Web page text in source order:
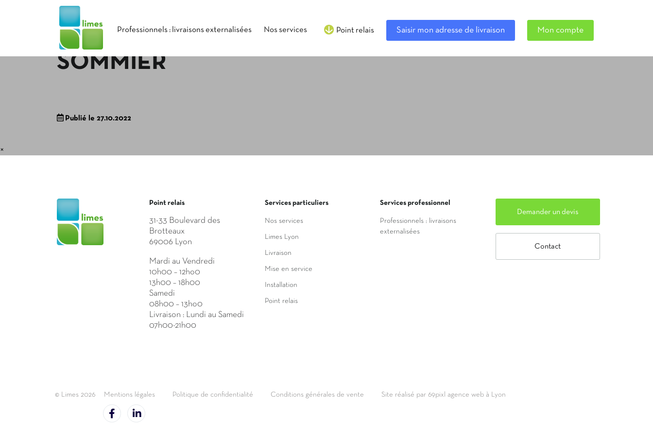
Professionnels : livraisons externalisées Nos services Point relais Saisir mon adresse de livraison Mon compte
SOMMIER
Publié le 27.10.2022
×
Point relais
31-33 Boulevard des
Brotteaux
69006 Lyon
Mardi au Vendredi
10h00 – 12ho0
13h00 – 18h00
Samedi
08h00 – 13ho0
Livraison : Lundi au Samedi
07h00-21h00
Services particuliers
Nos services
Limes Lyon
Livraison
Mise en service
Installation
Point relais
Services professionnel
Professionnels : livraisons
externalisées
Demander un devis
Contact
© Limes 2026 Mentions légales Politique de confidentialité Conditions générales de vente Site réalisé par 69pixl agence web à Lyon